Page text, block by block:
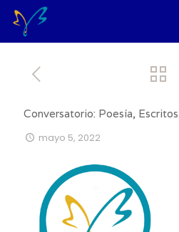
Conversatorio: Poesía,
mayo 5, 2022